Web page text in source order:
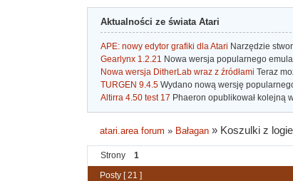
Aktualności ze świata Atari
APE: nowy edytor grafiki dla Atari Narzędzie
Gearlynx 1.2.21 Nowa wersja popularnego
Nowa wersja DitherLab wraz z źródłami Teraz
TURGEN 9.4.5 Wydano nową wersję
Altirra 4.50 test 17 Phaeron opublikował kolejną
atari.area forum » Bałagan » Koszulki z
Strony
1
Posty [ 21 ]